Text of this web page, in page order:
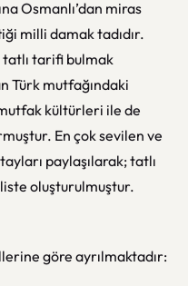
Osmanlı’dan miras
milli damak tadıdır.
tarifi bulmak
Türk mutfağındaki
kültürleri ile de
En çok sevilen ve
paylaşılarak; tatlı
oluşturulmuştur.
göre ayrılmaktadır: